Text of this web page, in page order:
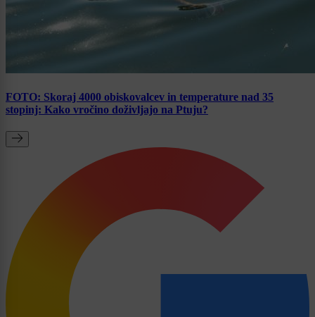
FOTO: Skoraj 4000 obiskovalcev in temperature nad 35
stopinj: Kako vročino doživljajo na Ptuju?